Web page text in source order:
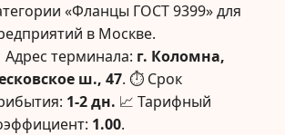
«Фланцы ГОСТ 9399» для
в Москве.
Адрес терминала: г. Коломна,
ш., 47. ⏱ Срок
1-2 дн. 📈 Тарифный
1.00.